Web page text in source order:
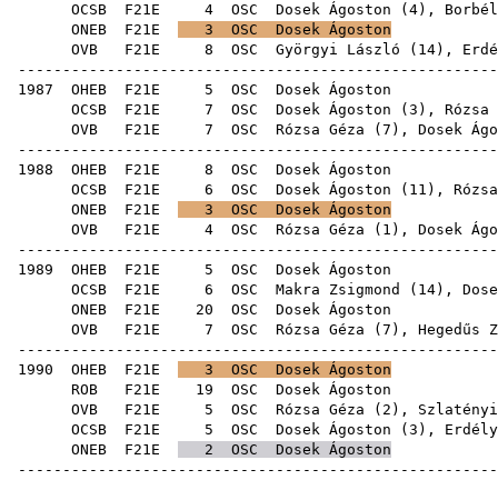
OCSB F21E 4 OSC Dosek Ágoston ( 4),
ONEB F21E 3 OSC Dosek Ágoston
OVB F21E 8 OSC Györgyi László ( 14),
1987 OHEB F21E 5 OSC
OCSB F21E 7 OSC Dosek Ágoston ( 3 ), Rózsa
OVB F21E 7 OSC Rózsa Géza ( 7 ), Dosek
1988 OHEB F21E 8 OSC
OCSB F21E 6 OSC Dosek Ágoston ( 11 ),
ONEB F21E 3 OSC Dosek Ágoston
OVB F21E 4 OSC Rózsa Géza ( 1 ), Dosek
1989 OHEB F21E 5 OSC
OCSB F21E 6 OSC Makra Zsigmond ( 14),
ONEB F21E 20 OSC
OVB F21E 7 OSC Rózsa Géza ( 7 ), Hegedűs
1990 OHEB F21E 3 OSC Dosek Ágoston
ROB F21E 19 OSC
OVB F21E 5 OSC Rózsa Géza ( 2 ),
OCSB F21E 5 OSC Dosek Ágoston ( 3 ),
ONEB F21E 2 OSC Dosek Ágoston